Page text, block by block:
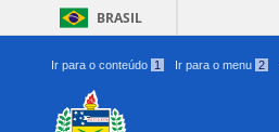
BRASIL
Ir para o conteúdo 1 Ir para o menu 2